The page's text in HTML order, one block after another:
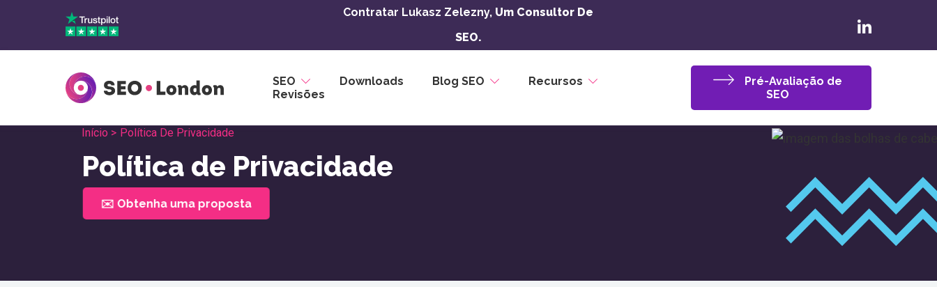
o
Contratar Lukasz Zelezny, Um Consultor De
SEO.
SEO Downloads Blog SEO
Recursos
Revisões
Pré-Avaliação de
SEO
Início > Política De Privacidade
Política de Privacidade
✉️ Obtenha uma proposta